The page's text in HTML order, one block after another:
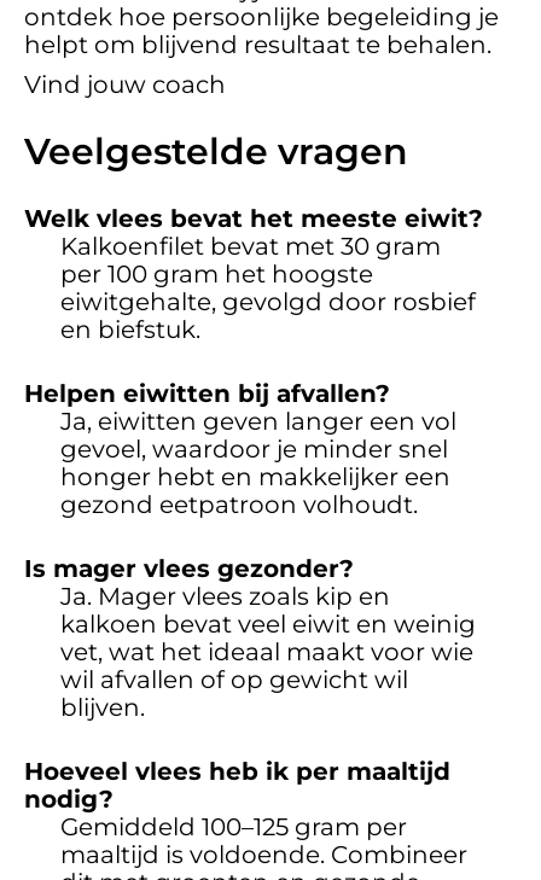
ontdek hoe persoonlijke begeleiding je
helpt om blijvend resultaat te behalen.
Vind jouw coach
Veelgestelde vragen
Welk vlees bevat het meeste eiwit?
Kalkoenfilet bevat met 30 gram
per 100 gram het hoogste
eiwitgehalte, gevolgd door rosbief
en biefstuk.
Helpen eiwitten bij afvallen?
Ja, eiwitten geven langer een vol
gevoel, waardoor je minder snel
honger hebt en makkelijker een
gezond eetpatroon volhoudt.
Is mager vlees gezonder?
Ja. Mager vlees zoals kip en
kalkoen bevat veel eiwit en weinig
vet, wat het ideaal maakt voor wie
wil afvallen of op gewicht wil
blijven.
Hoeveel vlees heb ik per maaltijd
nodig?
Gemiddeld 100–125 gram per
maaltijd is voldoende. Combineer